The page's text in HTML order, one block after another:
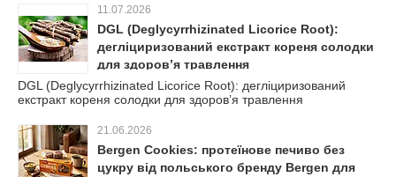
11.07.2026
DGL (Deglycyrrhizinated Licorice Root):
дегліциризований екстракт кореня солодки
для здоров’я травлення
DGL (Deglycyrrhizinated Licorice Root): дегліциризований
екстракт кореня солодки для здоров’я травлення
21.06.2026
Bergen Cookies: протеїнове печиво без
цукру від польського бренду Bergen для